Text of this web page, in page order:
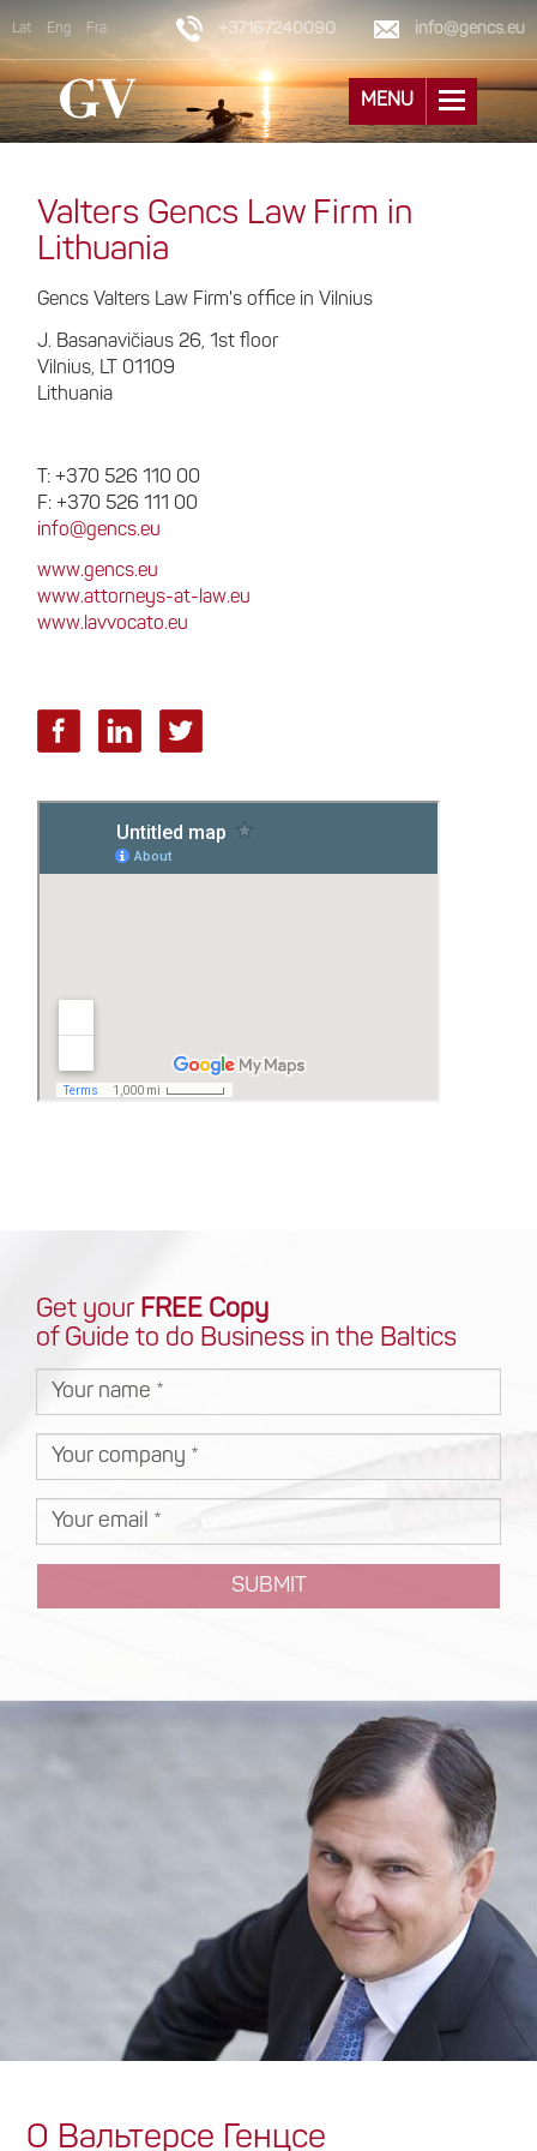
Lat Eng Fra +37167240090 info@gencs.eu
MENU
Valters Gencs Law Firm in
Lithuania
Gencs Valters Law Firm's office in Vilnius
J. Basanavičiaus 26, 1st floor
Vilnius, LT 01109
Lithuania
T: +370 526 110 00
F: +370 526 111 00
info@gencs.eu
www.gencs.eu
www.attorneys-at-law.eu
www.lavvocato.eu
Get your FREE Copy
of Guide to do Business in the Baltics
SUBMIT
О Вальтерсе Генцсе